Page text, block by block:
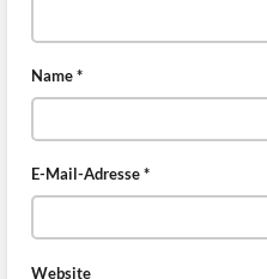
Name*
E-Mail-Adresse*
Website